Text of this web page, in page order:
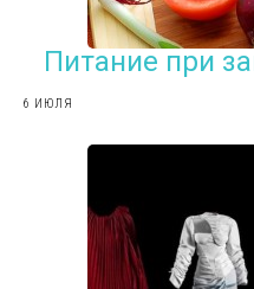
Питание при
6 ИЮЛЯ